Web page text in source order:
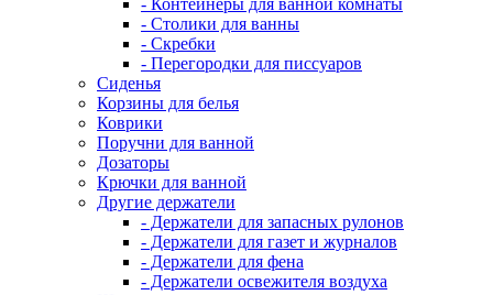
- Контейнеры для ванной комнаты
- Столики для ванны
- Скребки
- Перегородки для писсуаров
Сиденья
Корзины для белья
Коврики
Поручни для ванной
Дозаторы
Крючки для ванной
Другие держатели
- Держатели для запасных рулонов
- Держатели для газет и журналов
- Держатели для фена
- Держатели освежителя воздуха